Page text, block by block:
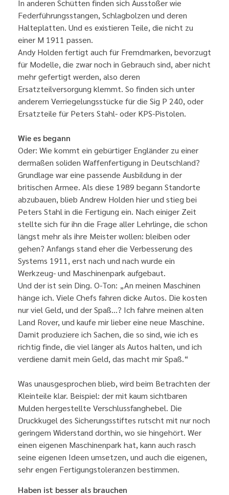
In anderen Schütten finden sich Ausstoßer wie
Federführungsstangen, Schlagbolzen und deren
Halteplatten. Und es existieren Teile, die nicht zu
einer M 1911 passen.
Andy Holden fertigt auch für Fremdmarken, bevorzugt
für Modelle, die zwar noch in Gebrauch sind, aber nicht
mehr gefertigt werden, also deren
Ersatzteilversorgung klemmt. So finden sich unter
anderem Verriegelungsstücke für die Sig P 240, oder
Ersatzteile für Peters Stahl- oder KPS-Pistolen.
Wie es begann
Oder: Wie kommt ein gebürtiger Engländer zu einer
dermaßen soliden Waffenfertigung in Deutschland?
Grundlage war eine passende Ausbildung in der
britischen Armee. Als diese 1989 begann Standorte
abzubauen, blieb Andrew Holden hier und stieg bei
Peters Stahl in die Fertigung ein. Nach einiger Zeit
stellte sich für ihn die Frage aller Lehrlinge, die schon
längst mehr als ihre Meister wollen: bleiben oder
gehen? Anfangs stand eher die Verbesserung des
Systems 1911, erst nach und nach wurde ein
Werkzeug- und Maschinenpark aufgebaut.
Und der ist sein Ding. O-Ton: „An meinen Maschinen
hänge ich. Viele Chefs fahren dicke Autos. Die kosten
nur viel Geld, und der Spaß…? Ich fahre meinen alten
Land Rover, und kaufe mir lieber eine neue Maschine.
Damit produziere ich Sachen, die so sind, wie ich es
richtig finde, die viel länger als Autos halten, und ich
verdiene damit mein Geld, das macht mir Spaß.“
Was unausgesprochen blieb, wird beim Betrachten der
Kleinteile klar. Beispiel: der mit kaum sichtbaren
Mulden hergestellte Verschlussfanghebel. Die
Druckkugel des Sicherungsstiftes rutscht mit nur noch
geringem Widerstand dorthin, wo sie hingehört. Wer
einen eigenen Maschinenpark hat, kann auch rasch
seine eigenen Ideen umsetzen, und auch die eigenen,
sehr engen Fertigungstoleranzen bestimmen.
Haben ist besser als brauchen